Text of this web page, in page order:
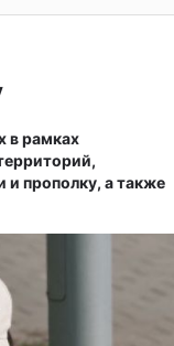
в рамках
и прополку, а также